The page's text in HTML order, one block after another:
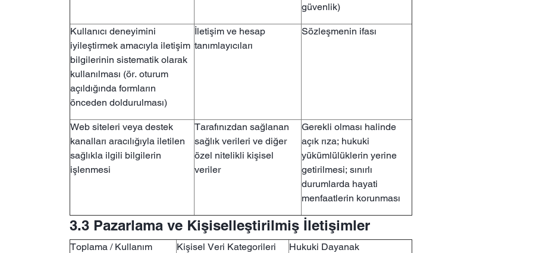
güvenlik)
Kullanıcı deneyimini
iyileştirmek amacıyla iletişim
bilgilerinin sistematik olarak
kullanılması (ör. oturum
açıldığında formların
önceden doldurulması)
İletişim ve hesap
tanımlayıcıları
Sözleşmenin ifası
Web siteleri veya destek
kanalları aracılığıyla iletilen
sağlıkla ilgili bilgilerin
işlenmesi
Tarafınızdan sağlanan
sağlık verileri ve diğer
özel nitelikli kişisel
veriler
Gerekli olması halinde
açık rıza; hukuki
yükümlülüklerin yerine
getirilmesi; sınırlı
durumlarda hayati
menfaatlerin korunması
3.3 Pazarlama ve Kişiselleştirilmiş İletişimler
Toplama / Kullanım Kişisel Veri Kategorileri Hukuki Dayanak